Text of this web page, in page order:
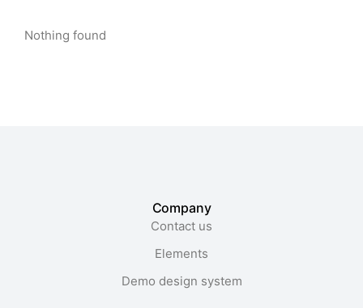
Nothing found
Company
Contact us
Elements
Demo design system